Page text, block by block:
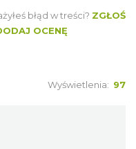
błąd w treści? ZGŁOŚ
OCENĘ
Wyświetlenia: 97